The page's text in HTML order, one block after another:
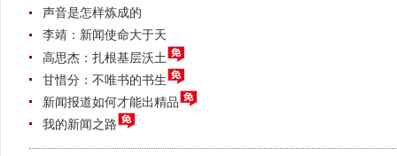
声音是怎样炼成的
李靖：新闻使命大于天
高思杰：扎根基层沃土
甘惜分：不唯书的书生
新闻报道如何才能出精品
我的新闻之路